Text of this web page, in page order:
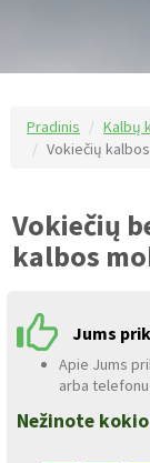
Pradinis Kalbų
Vokiečių
Vokiečių
kalbos
Jums
Apie Jums
arba telefonu
Nežinote